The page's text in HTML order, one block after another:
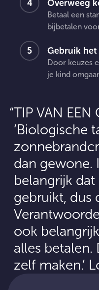
Overweeg
Betaal een
bijbetalen
Gebruik het
Door keuzes
je kind
TIP VAN EEN
‘Biologische
dan gewone.
belangrijk
gebruikt, dus
ook
alles betalen.
zelf maken.’